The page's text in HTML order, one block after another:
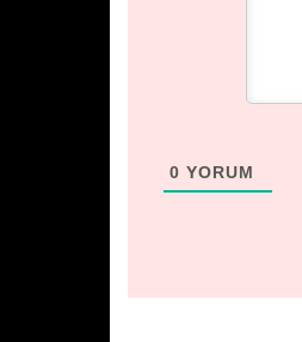
0 YORUM